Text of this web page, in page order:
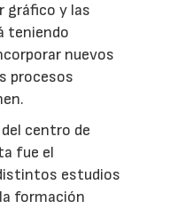
gráfico y las
teniendo
nuevos
procesos
centro de
fue el
estudios
formación